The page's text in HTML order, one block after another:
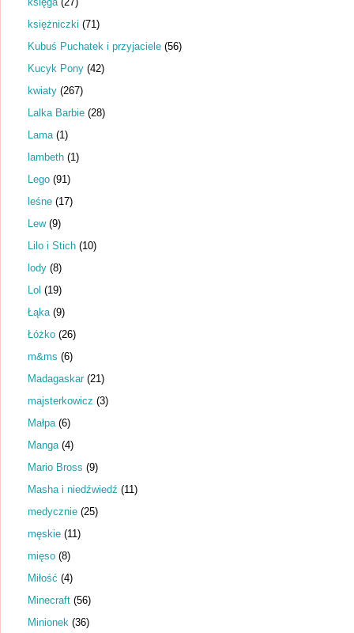
księżniczki (71)
Kubuś Puchatek i przyjaciele (56)
Kucyk Pony (42)
kwiaty (267)
Lalka Barbie (28)
Lama (1)
lambeth (1)
Lego (91)
leśne (17)
Lew (9)
Lilo i Stich (10)
lody (8)
Lol (19)
Łąka (9)
Łóżko (26)
m&ms (6)
Madagaskar (21)
majsterkowicz (3)
Małpa (6)
Manga (4)
Mario Bross (9)
Masha i niedźwiedź (11)
medycznie (25)
męskie (11)
mięso (8)
Miłość (4)
Minecraft (56)
Minionek (36)